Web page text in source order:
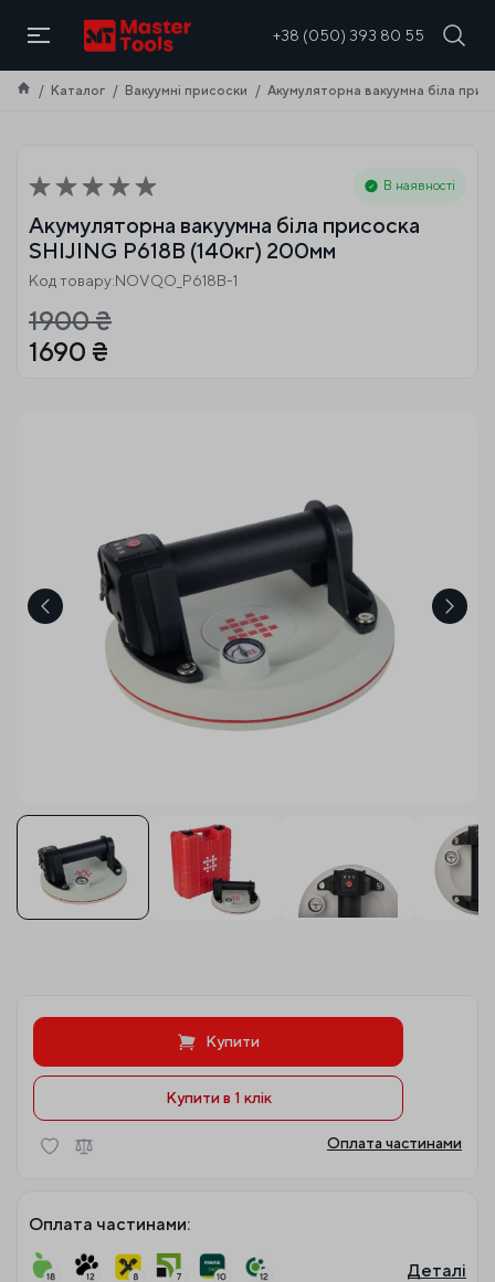
+38 (050) 393 80 55
UA
Каталог Вакуумні присоски Акумуляторна вакуумна біла
В наявності
Акумуляторна вакуумна біла присоска
SHIJING P618B (140кг) 200мм
Код товару:NOVQO_P618B-1
1900₴
1690 ₴
Купити
Купити в 1 клiк
Оплата частинами
Оплата частинами:
Деталі